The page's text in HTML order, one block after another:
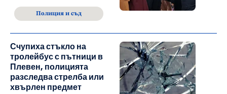
Полиция и съд
Счупиха стъкло на
тролейбус с пътници в
Плевен, полицията
разследва стрелба или
хвърлен предмет